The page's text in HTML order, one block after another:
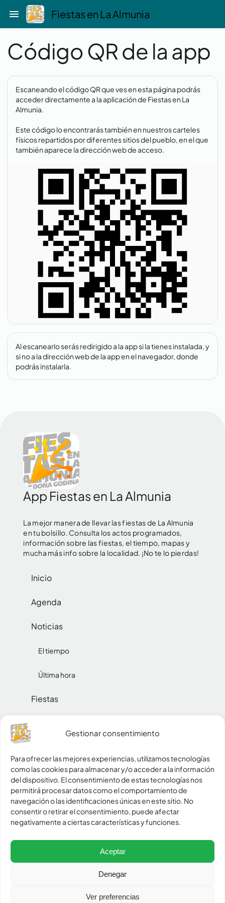
Gestionar consentimiento
Para ofrecer las mejores experiencias, utilizamos tecnologías
como las cookies para almacenar y/o acceder a la información
del dispositivo. El consentimiento de estas tecnologías nos
permitirá procesar datos como el comportamiento de
navegación o las identificaciones únicas en este sitio. No
consentir o retirar el consentimiento, puede afectar
negativamente a ciertas características y funciones.
Aceptar
Denegar
Ver preferencias
contenido
menu Fiestas en La Almunia
Código QR de la app
Escaneando el código QR que ves en esta página podrás
acceder directamente a la aplicación de Fiestas en La
Almunia.
Este código lo encontrarás también en nuestros carteles
físicos repartidos por diferentes sitios del pueblo, en el que
también aparece la dirección web de acceso.
Al escanearlo serás redirigido a la app si la tienes instalada, y
si no a la dirección web de la app en el navegador, donde
podrás instalarla.
App Fiestas en La Almunia
La mejor manera de llevar las fiestas de La Almunia
en tu bolsillo. Consulta los actos programados,
información sobre las fiestas, el tiempo, mapas y
mucha más info sobre la localidad. ¡No te lo pierdas!
Inicio
Agenda
Noticias
El tiempo
Última hora
Fiestas
Pueblos
Zona peñas
policyPolítica de Privacidad
Política de Cookies
settingsConfigurar cookies